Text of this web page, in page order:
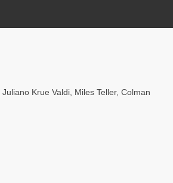
Juliano Krue Valdi, Miles Teller, Colman